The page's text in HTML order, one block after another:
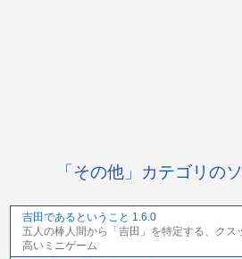
「その他」カテゴリの
吉田であるということ 1.6.0
五人の棒人間から「吉田」を特定する、クス
高いミニゲーム